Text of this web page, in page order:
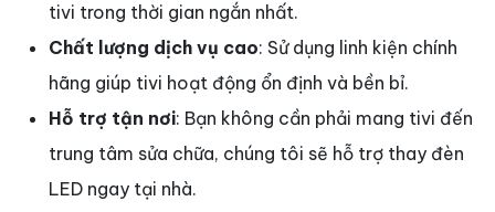
tivi trong thời gian ngắn nhất.
Chất lượng dịch vụ cao: Sử dụng linh kiện chính
hãng giúp tivi hoạt động ổn định và bền bỉ.
Hỗ trợ tận nơi: Bạn không cần phải mang tivi đến
trung tâm sửa chữa, chúng tôi sẽ hỗ trợ thay đèn
LED ngay tại nhà.